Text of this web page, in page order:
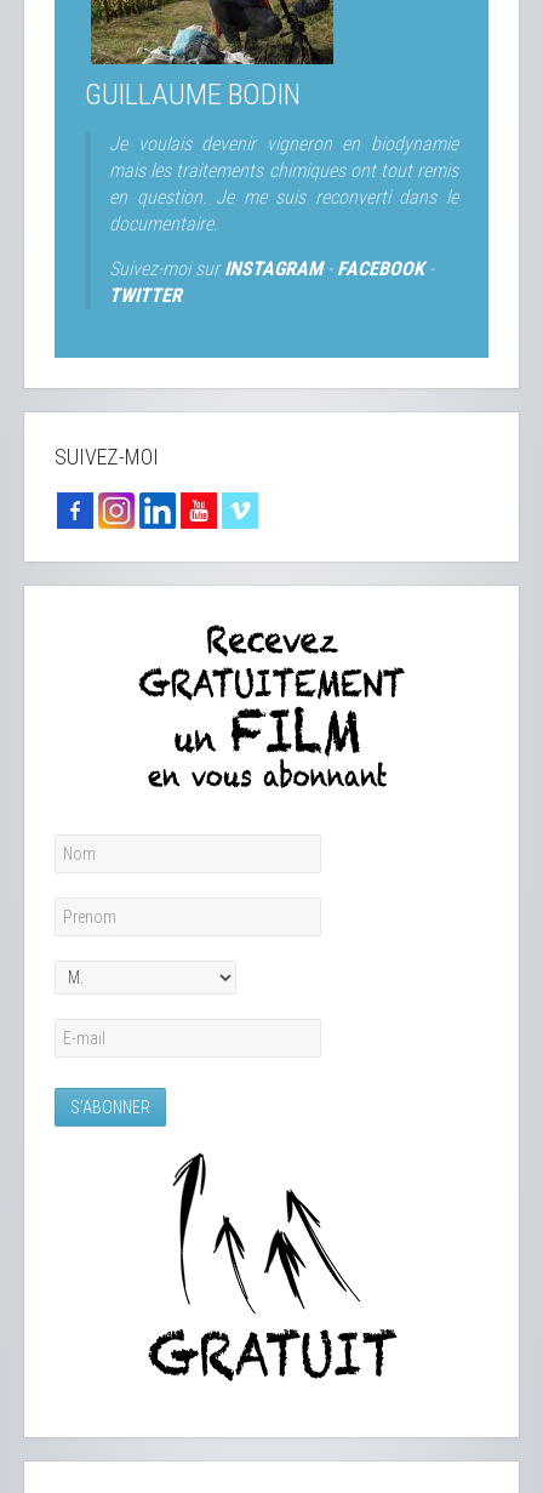
GUILLAUME BODIN
Je voulais devenir vigneron en biodynamie
mais les traitements chimiques ont tout remis
en question. Je me suis reconverti dans le
documentaire.
Suivez-moi surINSTAGRAM- FACEBOOK-
TWITTER
SUIVEZ-MOI